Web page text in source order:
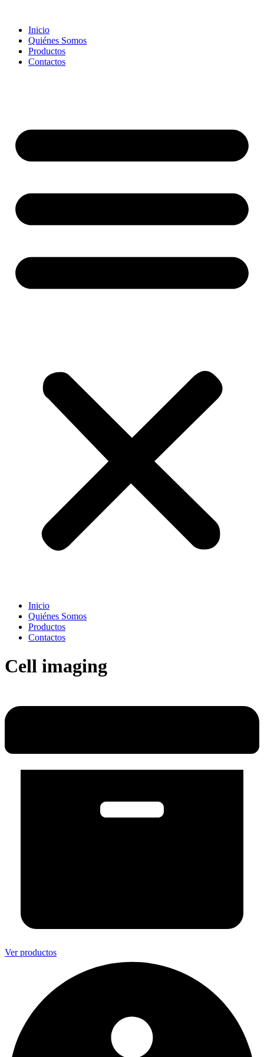
contentInicio
Quiénes Somos
Productos
Contactos
Inicio
Quiénes Somos
Productos
Contactos
Cell imaging
Ver productos